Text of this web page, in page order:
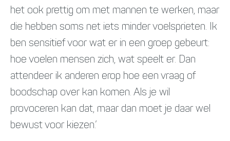
het ook prettig om met mannen te werken, maar
die hebben soms net iets minder voelsprieten. Ik
ben sensitief voor wat er in een groep gebeurt:
hoe voelen mensen zich, wat speelt er. Dan
attendeer ik anderen erop hoe een vraag of
boodschap over kan komen. Als je wil
provoceren kan dat, maar dan moet je daar wel
bewust voor kiezen.’